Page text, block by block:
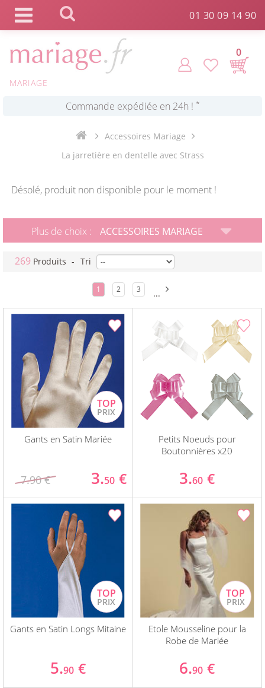
01 30 09 14 90
MARIAGE
0
Commande expédiée en 24h ! *
Livraison point relais gratuit dès 89 € !
Payez votre commande en 4X sans frais
Accessoires Mariage
La jarretière en dentelle avec Strass
Désolé, produit non disponible pour le moment !
Plus de choix : ACCESSOIRES MARIAGE
269 Produits - Tri
1 2 3 ...
Gants en Satin Mariée
7.90 € 3.50 €
Petits Noeuds pour
Boutonnières x20
3.60 €
Gants en Satin Longs Mitaine
5.90 €
Etole Mousseline pour la
Robe de Mariée
6.90 €
Panneau de gestion des cookies